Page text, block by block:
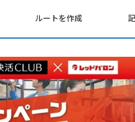
ルートを作成